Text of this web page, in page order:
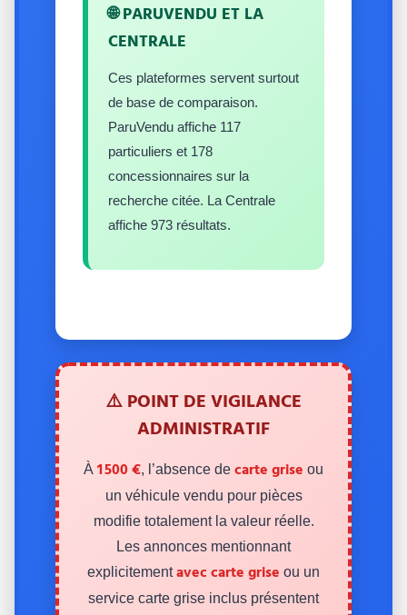
🌐 PARUVENDU ET LA
CENTRALE
Ces plateformes servent surtout
de base de comparaison.
ParuVendu affiche 117
particuliers et 178
concessionnaires sur la
recherche citée. La Centrale
affiche 973 résultats.
⚠️ POINT DE VIGILANCE
ADMINISTRATIF
À 1 500 €, l’absence de carte grise ou
un véhicule vendu pour pièces
modifie totalement la valeur réelle.
Les annonces mentionnant
explicitementavec carte grise ou un
service carte grise inclus présentent